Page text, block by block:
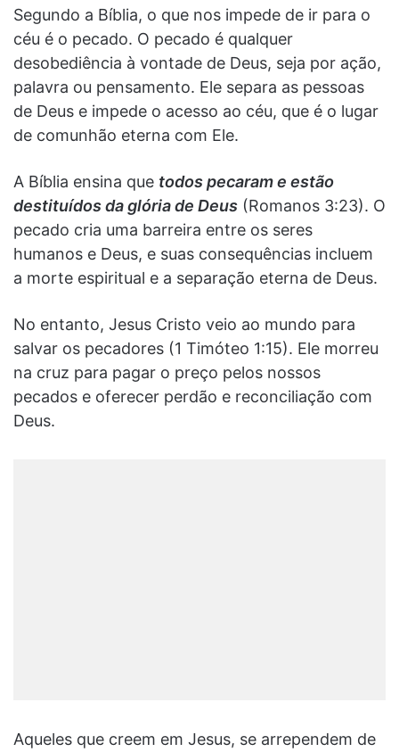
Segundo a Bíblia, o que nos impede de ir para o
céu é o pecado. O pecado é qualquer
desobediência à vontade de Deus, seja por ação,
palavra ou pensamento. Ele separa as pessoas
de Deus e impede o acesso ao céu, que é o lugar
de comunhão eterna com Ele.
A Bíblia ensina que todos pecaram e estão
destituídos da glória de Deus (Romanos 3:23). O
pecado cria uma barreira entre os seres
humanos e Deus, e suas consequências incluem
a morte espiritual e a separação eterna de Deus.
No entanto, Jesus Cristo veio ao mundo para
salvar os pecadores (1 Timóteo 1:15). Ele morreu
na cruz para pagar o preço pelos nossos
pecados e oferecer perdão e reconciliação com
Deus.
Aqueles que creem em Jesus, se arrependem de